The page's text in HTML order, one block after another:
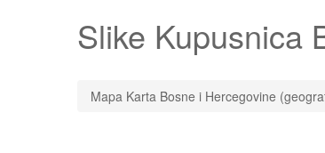
Slike Kupusnica
Mapa Karta Bosne i Hercegovine